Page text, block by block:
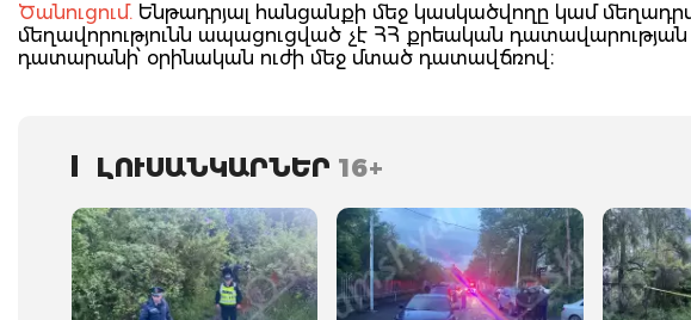
Ծանուցում. Ենթադրյալ հանցանքի մեջ կասկածվողը կամ
մեղավորությունն ապացուցված չէ ՀՀ քրեական
դատարանի՝ օրինական ուժի մեջ մտած դատավճռով։
ԼՈՒՍԱՆԿԱՐՆԵՐ 16+